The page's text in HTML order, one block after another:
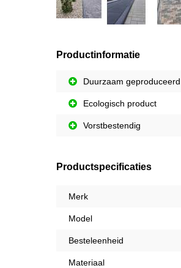
Productinformatie
Duurzaam geproduceerd
Ecologisch product
Vorstbestendig
Productspecificaties
Merk
Model
Besteleenheid
Materiaal